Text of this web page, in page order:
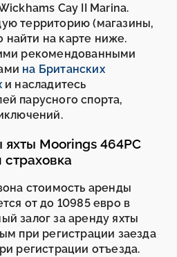
Cay II Marina.
территорию (магазины,
найти на карте ниже.
рекомендованными
на Британских
и насладитесь
парусного спорта,
Moorings 464PC
страховка
стоимость аренды
от до 10985 евро в
залог за аренду яхты
при регистрации заезда
регистрации отъезда.